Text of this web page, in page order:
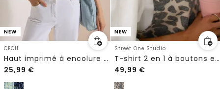
NEW
CECIL
Haut imprimé à encolure en V arrondie
25,99 €
NEW
Street One Studio
T-shirt 2 en 1 à boutons et motif léopard
49,99 €